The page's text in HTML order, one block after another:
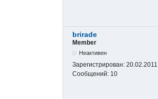
brirade
Member
Неактивен
Зарегистрирован: 20.02.2011
Сообщений: 10